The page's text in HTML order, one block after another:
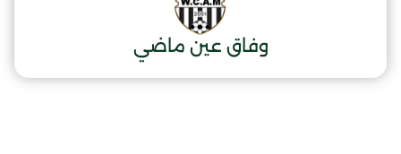
وفاق عين ماضي